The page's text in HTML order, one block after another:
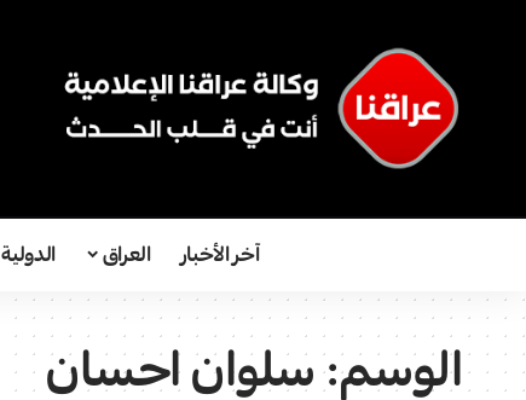
آخر الأخبار العراق الدولية
الوسم:سلوان احسان